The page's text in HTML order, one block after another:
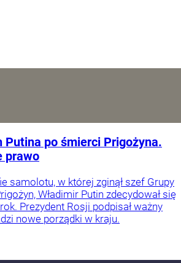
Putina po śmierci Prigożyna.
prawo
samolotu, w której zginął szef Grupy
Władimir Putin zdecydował się
Prezydent Rosji podpisał ważny
nowe porządki w kraju.